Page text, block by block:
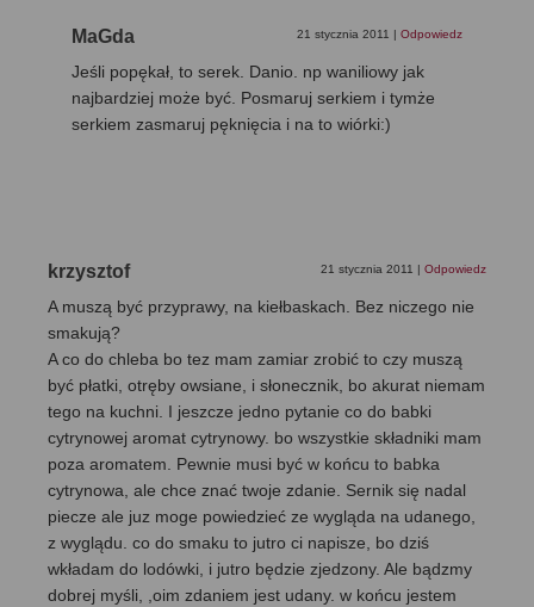
MaGda 21 stycznia 2011 | Odpowiedz
Jeśli popękał, to serek. Danio. np waniliowy jak
najbardziej może być. Posmaruj serkiem i tymże
serkiem zasmaruj pęknięcia i na to wiórki:)
krzysztof 21 stycznia 2011 | Odpowiedz
A muszą być przyprawy, na kiełbaskach. Bez niczego nie
smakują?
A co do chleba bo tez mam zamiar zrobić to czy muszą
być płatki, otręby owsiane, i słonecznik, bo akurat niemam
tego na kuchni. I jeszcze jedno pytanie co do babki
cytrynowej aromat cytrynowy. bo wszystkie składniki mam
poza aromatem. Pewnie musi być w końcu to babka
cytrynowa, ale chce znać twoje zdanie. Sernik się nadal
piecze ale juz moge powiedzieć ze wygląda na udanego,
z wyglądu. co do smaku to jutro ci napisze, bo dziś
wkładam do lodówki, i jutro będzie zjedzony. Ale bądzmy
dobrej myśli, ,oim zdaniem jest udany. w końcu jestem